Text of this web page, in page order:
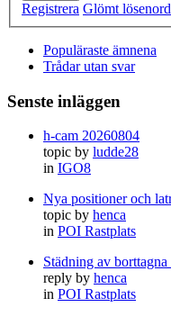
Registrera Glömt lösenord
Populäraste ämnena
Trådar utan svar
Senste inläggen
h-cam 20260804
topic by ludde28
in IGO8
Nya positioner och
topic by henca
in POI Rastplats
Städning av borttagna
reply by henca
in POI Rastplats